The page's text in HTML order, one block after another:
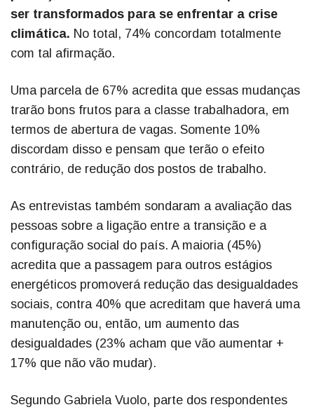
ser transformados para se enfrentar a crise
climática. No total, 74% concordam totalmente
com tal afirmação.
Uma parcela de 67% acredita que essas mudanças
trarão bons frutos para a classe trabalhadora, em
termos de abertura de vagas. Somente 10%
discordam disso e pensam que terão o efeito
contrário, de redução dos postos de trabalho.
As entrevistas também sondaram a avaliação das
pessoas sobre a ligação entre a transição e a
configuração social do país. A maioria (45%)
acredita que a passagem para outros estágios
energéticos promoverá redução das desigualdades
sociais, contra 40% que acreditam que haverá uma
manutenção ou, então, um aumento das
desigualdades (23% acham que vão aumentar +
17% que não vão mudar).
Segundo Gabriela Vuolo, parte dos respondentes